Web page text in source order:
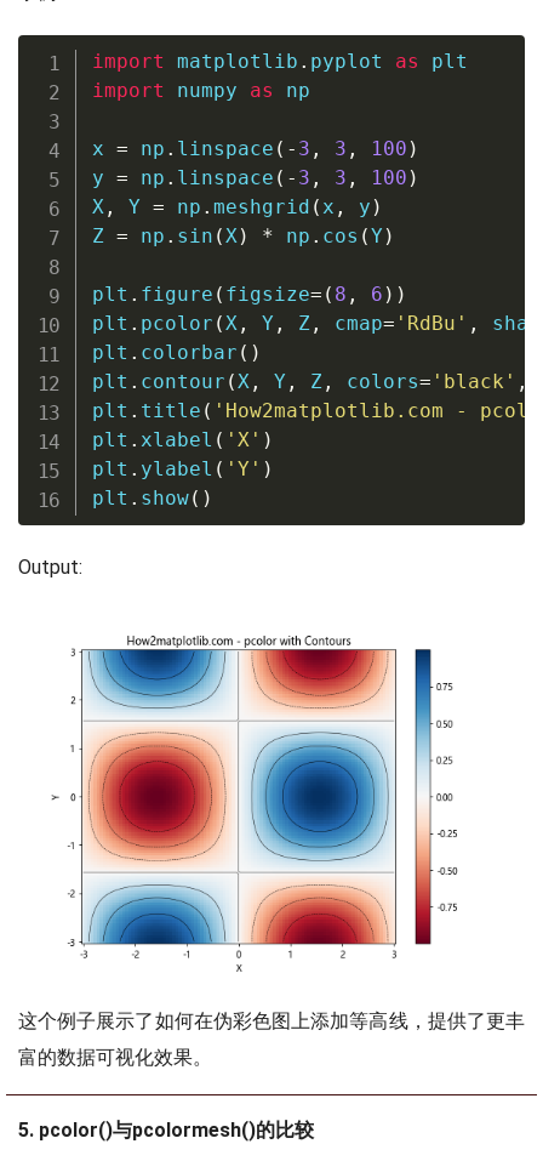
import matplotlib . pyplot as
import numpy as np
x = np . linspace ( - 3 , 3 , 100 )
y = np . linspace ( - 3 , 3 , 100 )
X, Y = np . meshgrid ( x , y )
Z = np . sin (X) * np . cos (Y )
plt . figure ( figsize= ( 8 , 6 ) )
plt . pcolor (X, Y , Z, cmap= 'RdBu' ,
plt . colorbar ( )
plt . contour (X, Y , Z, colors= 'black' ,
plt . title ( 'How2matplotlib.com -
plt . xlabel ( 'X' )
plt . ylabel ( 'Y' )
plt . show( )
Output:
这个例子展示了如何在伪彩色图上添加等高线，提供了更丰
富的数据可视化效果。
5. pcolor()与pcolormesh()的比较